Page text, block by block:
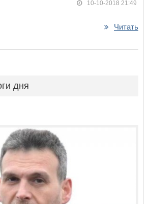
10-10-2018 21:49
Читать
дня